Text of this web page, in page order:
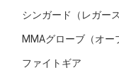
シンガード（レガース
MMAグローブ（オー
ファイトギア